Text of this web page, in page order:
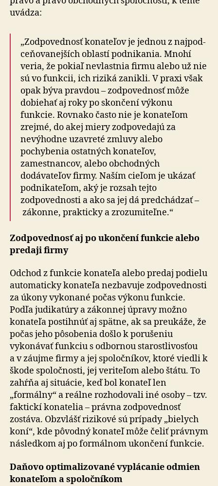
uvádza:
„Zodpovednosť konateľov je jednou z naj­pod­
ce­ňo­va­nej­ších oblastí podnikania. Mnohí
veria, že pokiaľ nevlastnia firmu alebo už nie
sú vo funkcii, ich riziká zanikli. V praxi však
opak býva pravdou – zod­po­ved­nosť môže
dobiehať aj roky po skončení výkonu
funkcie. Rovnako často nie je konateľom
zrejmé, do akej miery zodpovedajú za
nevýhodne uzavreté zmluvy alebo
pochybenia ostatných konateľov,
zamestnancov, alebo obchodných
dodávateľov firmy. Naším cieľom je ukázať
podnikateľom, aký je rozsah tejto
zodpovednosti a ako sa jej dá predchádzať –
zákonne, prakticky a zrozumiteľne.“
Zodpovednosť aj po ukončení funkcie alebo
predaji firmy
Odchod z funkcie konateľa alebo predaj podielu
automaticky konateľa nezbavuje zodpovednosti
za úkony vykonané počas výkonu funkcie.
Podľa judikatúry a zákonnej úpravy možno
konateľa postihnúť aj spätne, ak sa preukáže, že
počas jeho pôsobenia došlo k porušeniu
vykonávať funkciu s odbornou starostlivosťou
a v záujme firmy a jej spoločníkov, ktoré viedli k
škode spoločnosti, jej veriteľom alebo štátu. To
zahŕňa aj situácie, keď bol konateľ len
„formálny“ a reálne rozhodovali iné osoby – tzv.
faktickí konatelia – právna zodpovednosť
zostáva. Obzvlášť rizikové sú prípady „bielych
koní“, kde pôvodný konateľ môže čeliť právnym
následkom aj po formálnom ukončení funkcie.
Daňovo optimalizované vyplácanie odmien
konateľom a spoločníkom